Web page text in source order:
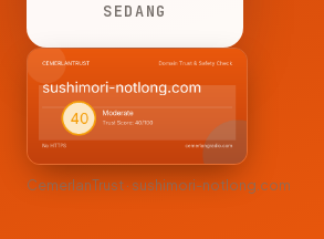
SEDANG
CemerlanTrust · sushimori-notlong.com